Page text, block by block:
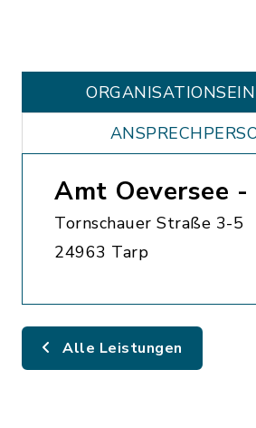
Amt Oeversee -
Tornschauer Straße 3-5
24963 Tarp
Alle Leistungen